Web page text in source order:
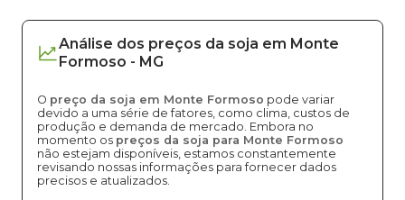
Análise dos preços da soja em Monte
Formoso - MG
O preço da soja em Monte Formoso pode variar
devido a uma série de fatores, como clima, custos de
produção e demanda de mercado. Embora no
momento os preços da soja para Monte Formoso
não estejam disponíveis, estamos constantemente
revisando nossas informações para fornecer dados
precisos e atualizados.